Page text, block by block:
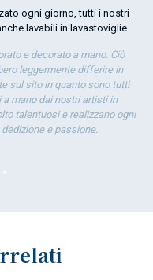
ogni giorno, tutti i nostri
lavabili in lavastoviglie.
e decorato a mano. Ciò
leggermente differire in
sul sito in quanto sono tutti
mano dai nostri artisti in
talentuosi e realizzano ogni
e passione.